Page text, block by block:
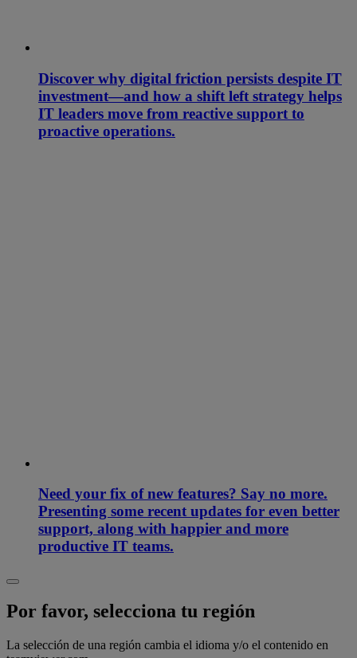
Discover why digital friction persists despite IT
investment—and how a shift left strategy helps
IT leaders move from reactive support to
proactive operations.
Need your fix of new features? Say no more.
Presenting some recent updates for even better
support, along with happier and more
productive IT teams.
Por favor, selecciona tu región
La selección de una región cambia el idioma y/o el contenido en